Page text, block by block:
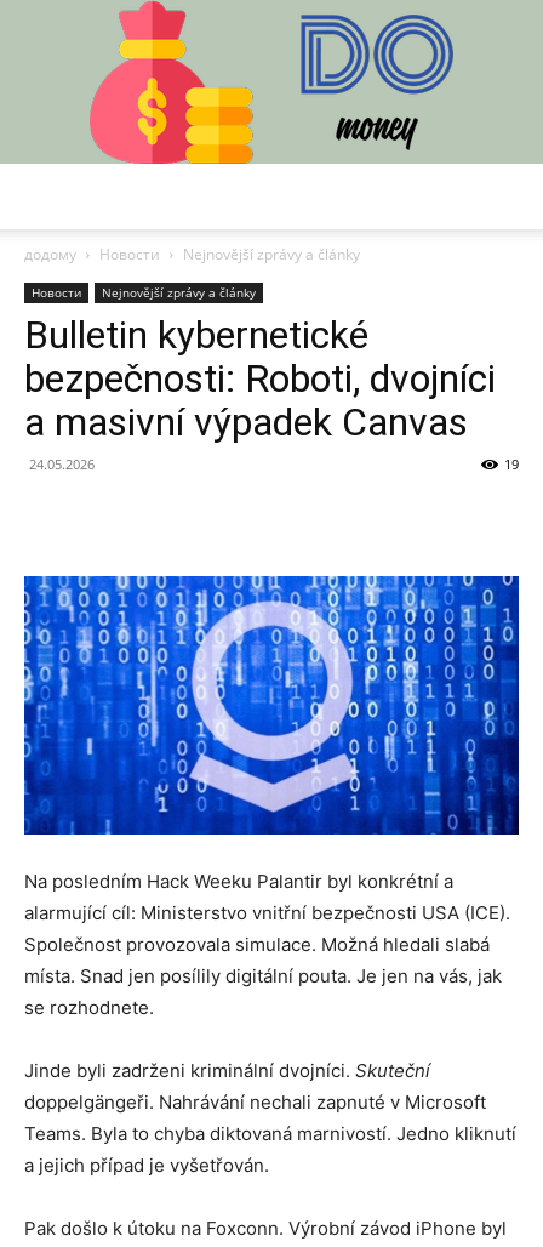
додому
Новости Nejnovější zprávy a články
Новости Nejnovější zprávy a články
Bulletin kybernetické
bezpečnosti: Roboti, dvojníci
a masivní výpadek Canvas
24.05.2026 19
Na posledním Hack Weeku Palantir byl konkrétní a
alarmující cíl: Ministerstvo vnitřní bezpečnosti USA (ICE).
Společnost provozovala simulace. Možná hledali slabá
místa. Snad jen posílily digitální pouta. Je jen na vás, jak
se rozhodnete.
Jinde byli zadrženi kriminální dvojníci. Skuteční
doppelgängeři. Nahrávání nechali zapnuté v Microsoft
Teams. Byla to chyba diktovaná marnivostí. Jedno kliknutí
a jejich případ je vyšetřován.
Pak došlo k útoku na Foxconn. Výrobní závod iPhone byl